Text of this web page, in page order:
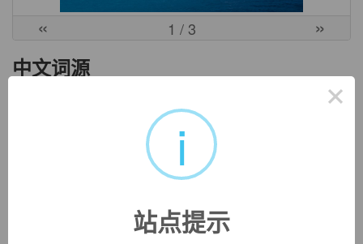
« 1 / 3 »
中文词源
in-,不，非，corporeal,有形的。
×
i
站点提示